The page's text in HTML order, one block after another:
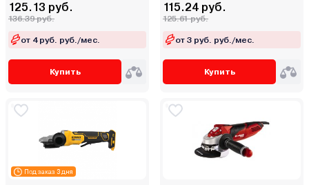
125.13 руб.
136.39 руб.
от 4 руб. руб./мес.
Купить
115.24 руб.
125.61 руб.
от 3 руб. руб./мес.
Купить
Под заказ 3 дня